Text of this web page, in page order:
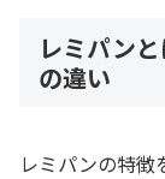
レミパン
の違い
レミパンの特